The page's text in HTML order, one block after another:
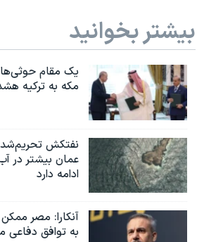
بیشتر بخوانید
یک مقام
مکه به ترکیه
نفتکش
عمان بیشتر در
ادامه دارد
آنکارا: مصر
به توافق دفاعی